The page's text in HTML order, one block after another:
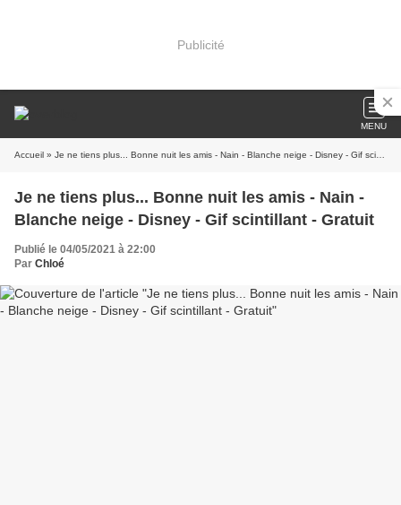
Publicité
MENU
Accueil » Je ne tiens plus... Bonne nuit les amis - Nain - Blanche neige - Disney - Gif scintillant - Gratuit
Je ne tiens plus... Bonne nuit les amis - Nain -
Blanche neige - Disney - Gif scintillant - Gratuit
Publié le 04/05/2021 à 22:00
Par Chloé